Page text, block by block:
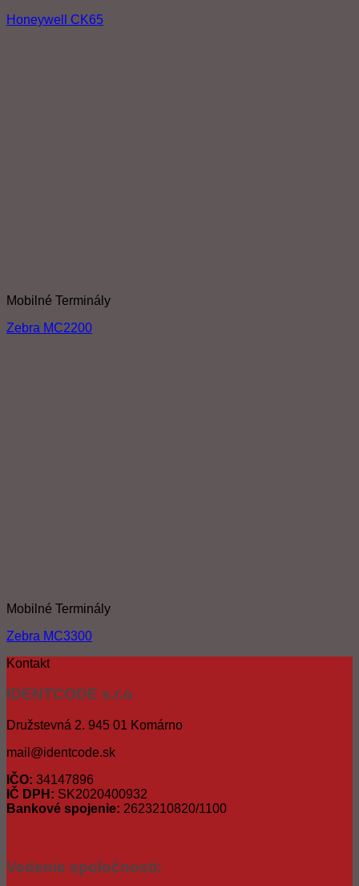
Honeywell CK65
Mobilné Terminály
Zebra MC2200
Mobilné Terminály
Zebra MC3300
Kontakt
IDENTCODE s.r.o
Družstevná 2. 945 01 Komárno
mail@identcode.sk
IČO: 34147896
IČ DPH: SK2020400932
Bankové spojenie: 2623210820/1100
Vedenie spoločnosti: